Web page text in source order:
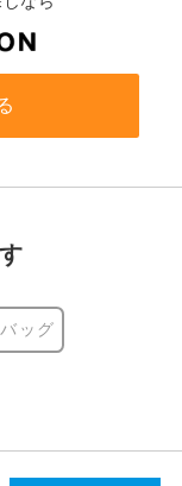
ッグ